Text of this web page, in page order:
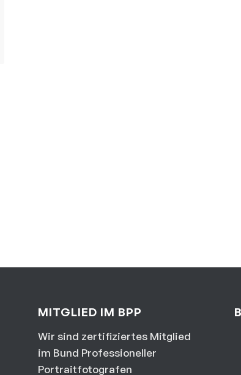
MITGLIED IM BPP
Wir sind zertifiziertes Mitglied
im Bund Professioneller
Portraitfotografen